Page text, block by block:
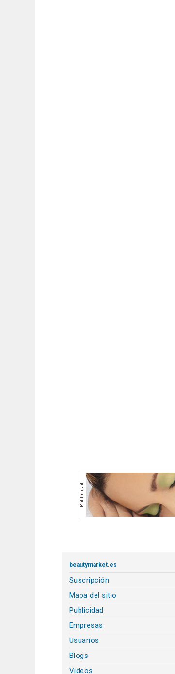
beautymarket.es
Suscripción
Mapa del sitio
Publicidad
Empresas
Usuarios
Blogs
Videos